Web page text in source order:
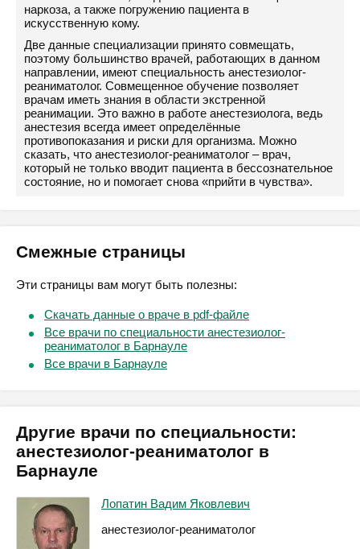
наркоза, а также погружению пациента в
искусственную кому.
Две данные специализации принято совмещать,
поэтому большинство врачей, работающих в данном
направлении, имеют специальность анестезиолог-
реаниматолог. Совмещенное обучение позволяет
врачам иметь знания в области экстренной
реанимации. Это важно в работе анестезиолога, ведь
анестезия всегда имеет определённые
противопоказания и риски для организма. Можно
сказать, что анестезиолог-реаниматолог – врач,
который не только вводит пациента в бессознательное
состояние, но и помогает снова «прийти в чувства».
Смежные страницы
Эти страницы вам могут быть полезны:
Скачать данные о враче в pdf-файле
Все врачи по специальности анестезиолог-
реаниматолог в Барнауле
Все врачи в Барнауле
Другие врачи по специальности:
анестезиолог-реаниматолог в
Барнауле
Лопатин Вадим Яковлевич
анестезиолог-реаниматолог